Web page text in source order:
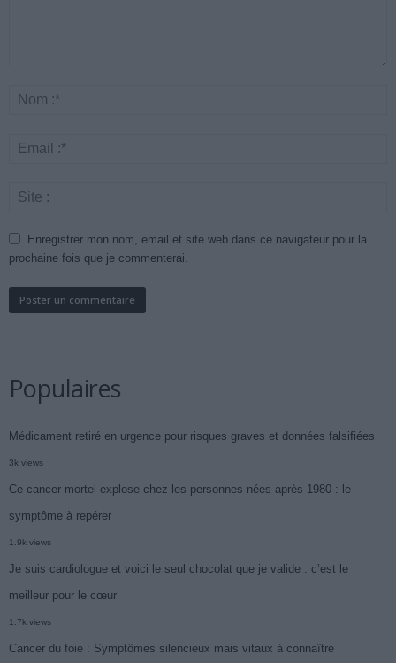
Enregistrer mon nom, email et site web dans ce navigateur pour la
prochaine fois que je commenterai.
Populaires
Médicament retiré en urgence pour risques graves et données falsifiées
3k views
Ce cancer mortel explose chez les personnes nées après 1980 : le
symptôme à repérer
1.9k views
Je suis cardiologue et voici le seul chocolat que je valide : c’est le
meilleur pour le cœur
1.7k views
Cancer du foie : Symptômes silencieux mais vitaux à connaître